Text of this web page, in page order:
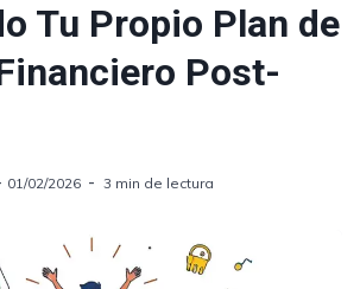
Tu Propio Plan de
Post-
01/02/2026 3 min de lectura